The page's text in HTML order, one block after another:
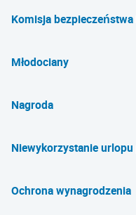
Komisja
Młodociany
Nagroda
Niewykorzystanie
Ochrona wynagrodzenia